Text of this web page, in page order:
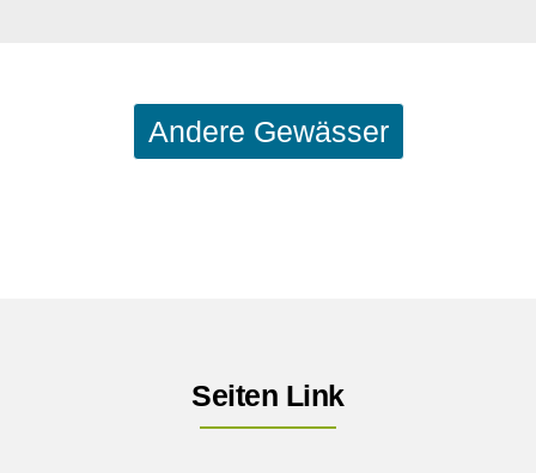
Andere Gewässer
Seiten Link